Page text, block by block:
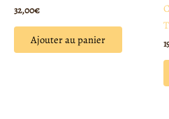
32,00€
Ajouter au panier